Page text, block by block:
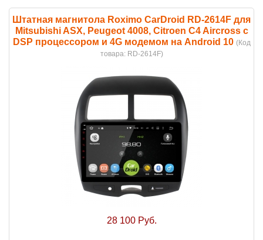
Штатная магнитола Roximo CarDroid RD-2614F для
Mitsubishi ASX, Peugeot 4008, Citroen C4 Aircross с
DSP процессором и 4G модемом на Android 10 (Код
товара: RD-2614F)
28 100 Руб.